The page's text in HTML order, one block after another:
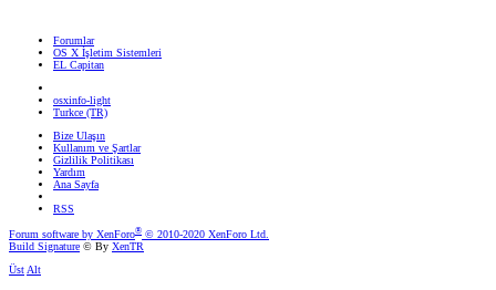
Forumlar
OS X İşletim Sistemleri
EL Capitan
osxinfo-light
Turkce (TR)
Bize Ulaşın
Kullanım ve Şartlar
Gizlilik Politikası
Yardım
Ana Sayfa
RSS
Forum software by XenForo® © 2010-2020 XenForo Ltd.
Build Signature © By XenTR
ÜstAlt